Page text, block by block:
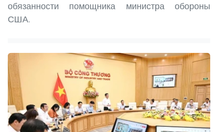
обязанности помощника министра обороны
США.